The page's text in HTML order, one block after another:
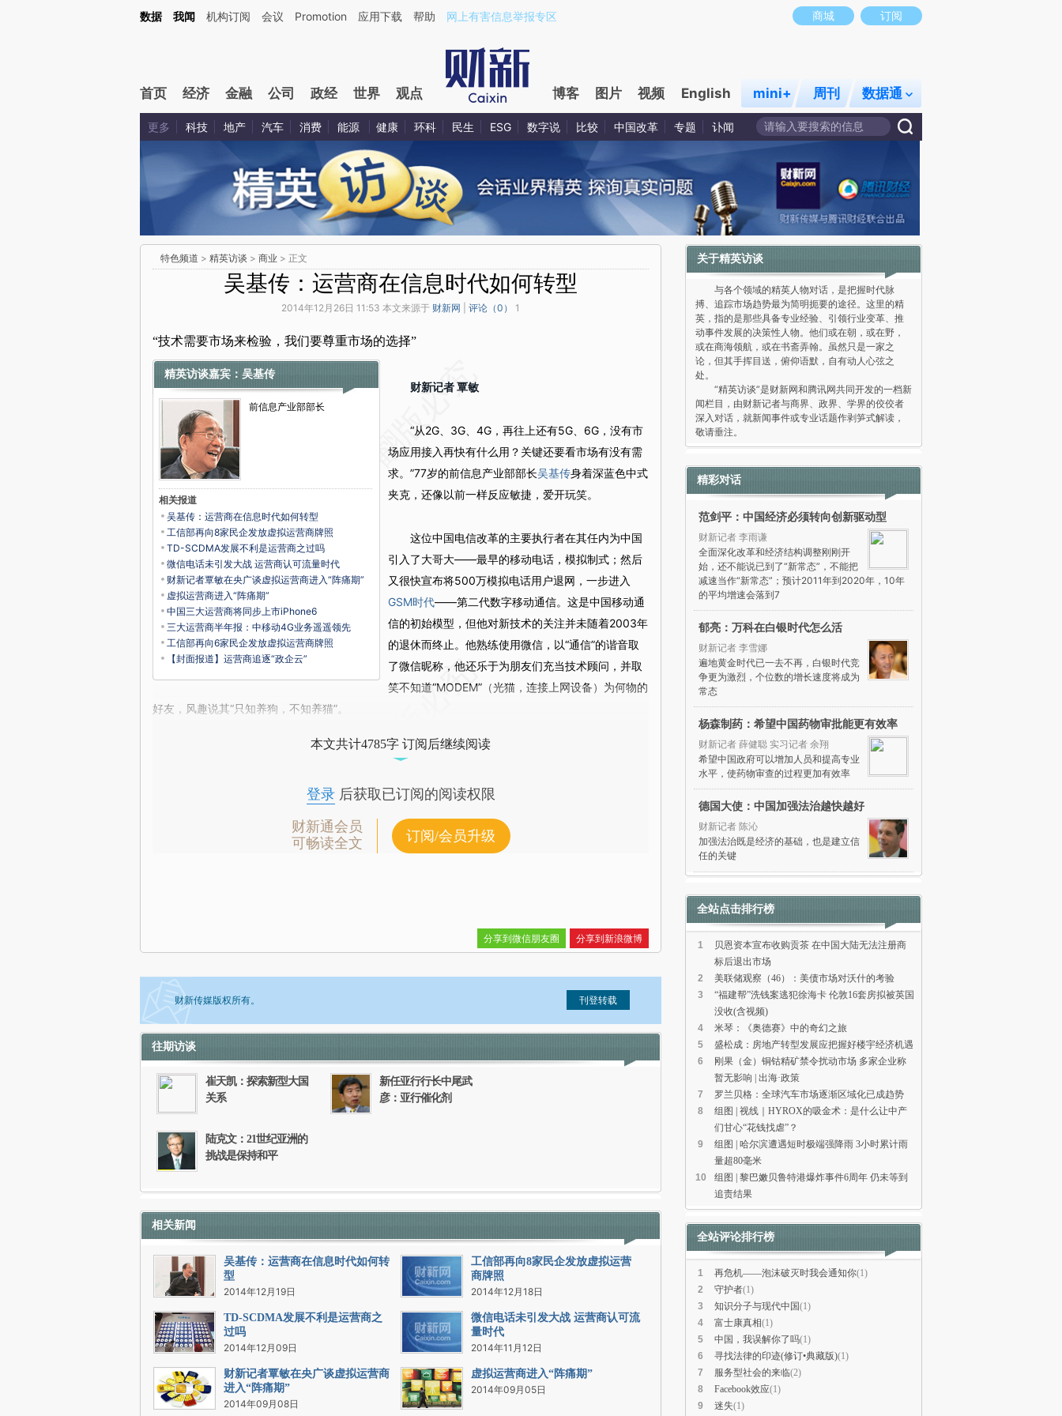
商城 订阅
数据 我闻 机构订阅 会议 Promotion 应用下载 帮助 网上有害信息举报专区
首页 经济 金融 公司 政经 世界 观点 博客 图片 视频 English mini+ 周刊 数据通
更多 科技 地产 汽车 消费 能源 健康 环科 民生 ESG 数字说 比较 中国改革 专题 讣闻
特色频道 > 精英访谈 > 商业 > 正文
吴基传：运营商在信息时代如何转型
2014年12月26日 11:53 本文来源于 财新网 评论（0 ） 1
“技术需要市场来检验，我们要尊重市场的选择”
精英访谈嘉宾：吴基传
前信息产业部部长
相关报道
吴基传：运营商在信息时代如何转型
工信部再向8家民企发放虚拟运营商牌照
TD-SCDMA发展不利是运营商之过吗
微信电话未引发大战 运营商认可流量时代
财新记者覃敏在央广谈虚拟运营商进入“阵痛期”
虚拟运营商进入“阵痛期”
中国三大运营商将同步上市iPhone6
三大运营商半年报：中移动4G业务遥遥领先
工信部再向6家民企发放虚拟运营商牌照
【封面报道】运营商追逐“政企云”
财新记者 覃敏
“从2G、3G、4G，再往上还有5G、6G，没有市
场应用接入再快有什么用？关键还要看市场有没有需
求。”77岁的前信息产业部部长吴基传身着深蓝色中式
夹克，还像以前一样反应敏捷，爱开玩笑。
这位中国电信改革的主要执行者在其任内为中国
引入了大哥大——最早的移动电话，模拟制式；然后
又很快宣布将500万模拟电话用户退网，一步进入
GSM时代——第二代数字移动通信。这是中国移动通
信的初始模型，但他对新技术的关注并未随着2003年
的退休而终止。他熟练使用微信，以“通信”的谐音取
了微信昵称，他还乐于为朋友们充当技术顾问，并取
笑不知道“MODEM”（光猫，连接上网设备）为何物的
好友，风趣说其“只知养狗，不知养猫”。
本文共计4785字 订阅后继续阅读
登录后获取已订阅的阅读权限
财新通会员
可畅读全文
订阅/会员升级
分享到新浪微博
分享到微信朋友圈
财新传媒版权所有。
如需刊登转载请点击右侧按钮，提交相关信息。经确认即可刊登转载。
往期访谈
崔天凯：探索新型大国
关系
新任亚行行长中尾武
彦：亚行催化剂
陆克文：21世纪亚洲的
挑战是保持和平
相关新闻
吴基传：运营商在信息时代如何转
型
2014年12月19日
工信部再向8家民企发放虚拟运营
商牌照
2014年12月18日
TD-SCDMA发展不利是运营商之
过吗
2014年12月09日
微信电话未引发大战 运营商认可流
量时代
2014年11月12日
财新记者覃敏在央广谈虚拟运营商
进入“阵痛期”
2014年09月08日
虚拟运营商进入“阵痛期”
2014年09月05日
关于精英访谈
与各个领域的精英人物对话，是把握时代脉
搏、追踪市场趋势最为简明扼要的途径。这里的精
英，指的是那些具备专业经验、引领行业变革、推
动事件发展的决策性人物。他们或在朝，或在野，
或在商海领航，或在书斋弄翰。虽然只是一家之
论，但其手挥目送，俯仰语默，自有动人心弦之
处。
“精英访谈”是财新网和腾讯网共同开发的一档新
闻栏目，由财新记者与商界、政界、学界的佼佼者
深入对话，就新闻事件或专业话题作剥笋式解读，
敬请垂注。
精彩对话
范剑平：中国经济必须转向创新驱动型
财新记者 李雨谦
全面深化改革和经济结构调整刚刚开
始，还不能说已到了“新常态”，不能把
减速当作“新常态”；预计2011年到2020年，10年
的平均增速会落到7
郁亮：万科在白银时代怎么活
财新记者 李雪娜
遍地黄金时代已一去不再，白银时代竞
争更为激烈，个位数的增长速度将成为
常态
杨森制药：希望中国药物审批能更有效率
财新记者 薛健聪 实习记者 余翔
希望中国政府可以增加人员和提高专业
水平，使药物审查的过程更加有效率
德国大使：中国加强法治越快越好
财新记者 陈沁
加强法治既是经济的基础，也是建立信
任的关键
全站点击排行榜
1
贝恩资本宣布收购贡茶 在中国大陆无法注册商
标后退出市场
2
美联储观察（46）：美债市场对沃什的考验
3
“福建帮”洗钱案逃犯徐海卡 伦敦16套房拟被英国
没收(含视频)
4
米琴：《奥德赛》中的奇幻之旅
5
盛松成：房地产转型发展应把握好楼宇经济机遇
6
刚果（金）铜钴精矿禁令扰动市场 多家企业称
暂无影响 | 出海·政策
7
罗兰贝格：全球汽车市场逐渐区域化已成趋势
8
组图 | 视线｜HYROX的吸金术：是什么让中产
们甘心“花钱找虐”？
9
组图 | 哈尔滨遭遇短时极端强降雨 3小时累计雨
量超80毫米
10
组图 | 黎巴嫩贝鲁特港爆炸事件6周年 仍未等到
追责结果
全站评论排行榜
1 再危机——泡沫破灭时我会通知你(1)
2
守护者(1)
3
知识分子与现代中国(1)
4
富士康真相(1)
5
中国，我误解你了吗(1)
6
寻找法律的印迹(修订•典藏版)(1)
7
服务型社会的来临(2)
8
Facebook效应(1)
9
迷失(1)